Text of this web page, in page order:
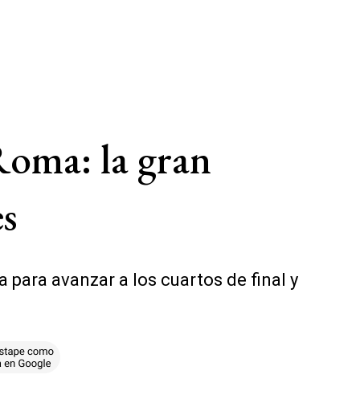
la gran
avanzar a los cuartos de final y